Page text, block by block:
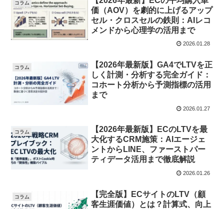
コラム
価（AOV）を劇的に上げるアップ
セル・クロスセルの鉄則：AIレコ
メンドから心理学の活用まで
2026.01.28
コラム
【2026年最新版】GA4でLTVを正
しく計測・分析する完全ガイド：
コホート分析から予測指標の活用
まで
2026.01.27
コラム
【2026年最新版】ECのLTVを最
大化するCRM施策：AIエージェ
ントからLINE、ファーストパー
ティデータ活用まで徹底解説
2026.01.26
コラム
【完全版】ECサイトのLTV（顧
客生涯価値）とは？計算式、向上